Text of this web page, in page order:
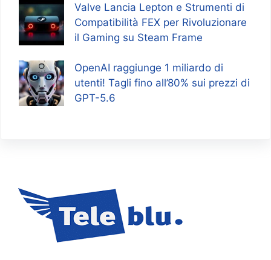
Valve Lancia Lepton e Strumenti di
Compatibilità FEX per Rivoluzionare
il Gaming su Steam Frame
OpenAI raggiunge 1 miliardo di
utenti! Tagli fino all’80% sui prezzi di
GPT-5.6